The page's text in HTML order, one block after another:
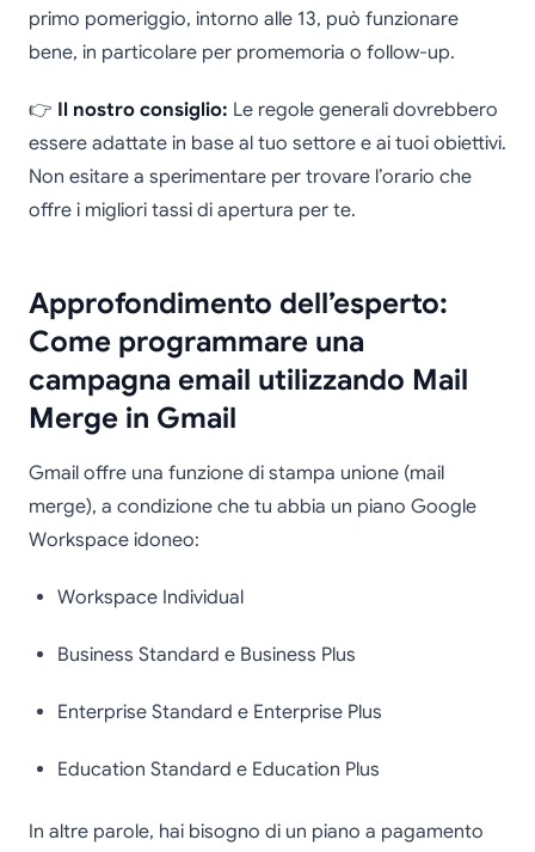
primo pomeriggio, intorno alle 13, può funzionare
bene, in particolare per promemoria o follow-up.
👉 Il nostro consiglio: Le regole generali dovrebbero
essere adattate in base al tuo settore e ai tuoi obiettivi.
Non esitare a sperimentare per trovare l’orario che
offre i migliori tassi di apertura per te.
Approfondimento dell’esperto:
Come programmare una
campagna email utilizzando Mail
Merge in Gmail
Gmail offre una funzione di stampa unione (mail
merge), a condizione che tu abbia un piano Google
Workspace idoneo:
Workspace Individual
Business Standard e Business Plus
Enterprise Standard e Enterprise Plus
Education Standard e Education Plus
In altre parole, hai bisogno di un piano a pagamento